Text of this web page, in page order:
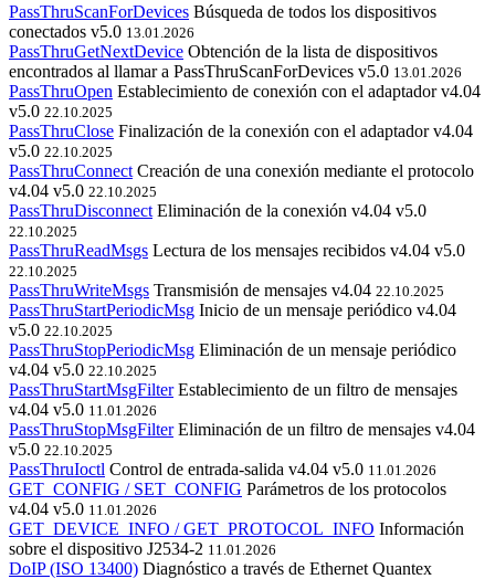
PassThruScanForDevices Búsqueda de todos los dispositivos
conectados v5.0 13.01.2026
PassThruGetNextDevice Obtención de la lista de dispositivos
encontrados al llamar a PassThruScanForDevices v5.0 13.01.2026
PassThruOpen Establecimiento de conexión con el adaptadorv4.04
v5.0 22.10.2025
PassThruClose Finalización de la conexión con el adaptadorv4.04
v5.0 22.10.2025
PassThruConnect Creación de una conexión mediante el protocolo
v4.04 v5.0 22.10.2025
PassThruDisconnect Eliminación de la conexión v4.04 v5.0
22.10.2025
PassThruReadMsgs Lectura de los mensajes recibidos v4.04 v5.0
22.10.2025
PassThruWriteMsgs Transmisión de mensajes v4.04 22.10.2025
PassThruStartPeriodicMsg Inicio de un mensaje periódico v4.04
v5.0 22.10.2025
PassThruStopPeriodicMsg Eliminación de un mensaje periódico
v4.04 v5.0 22.10.2025
PassThruStartMsgFilterEstablecimiento de un filtro de mensajes
v4.04 v5.0 11.01.2026
PassThruStopMsgFilterEliminación de un filtro de mensajes v4.04
v5.0 22.10.2025
PassThruIoctl Control de entrada-salida v4.04 v5.0 11.01.2026
GET_CONFIG / SET_CONFIG Parámetros de los protocolos
v4.04 v5.0 11.01.2026
GET_DEVICE_INFO / GET_PROTOCOL_INFO Información
sobre el dispositivo J2534-2 11.01.2026
DoIP (ISO 13400) Diagnóstico a través de Ethernet Quantex